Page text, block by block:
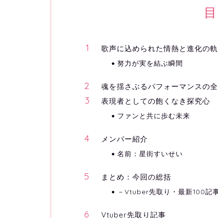
歌声に込められた情熱と進化の
努力が実を結ぶ瞬間
魂を揺さぶるパフォーマンスの
表現者としての飽くなき探究心
ファンと共に歩む未来
メンバー紹介
名前：星街すいせい
まとめ：今回の総括
－Vtuber先取り・最新100記
Vtuber先取り記事